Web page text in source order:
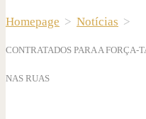
Homepage > Notícias >
CONTRATADOS PARA A FORÇA-
NAS RUAS